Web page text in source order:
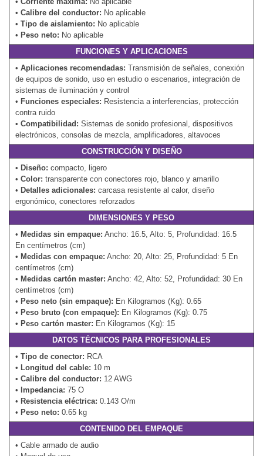
• Calibre del conductor: No aplicable
• Tipo de aislamiento: No aplicable
• Peso neto: No aplicable
FUNCIONES Y APLICACIONES
• Aplicaciones recomendadas: Transmisión de señales, conexión
de equipos de sonido, uso en estudio o escenarios, integración de
sistemas de iluminación y control
• Funciones especiales: Resistencia a interferencias, protección
contra ruido
• Compatibilidad: Sistemas de sonido profesional, dispositivos
electrónicos, consolas de mezcla, amplificadores, altavoces
CONSTRUCCIÓN Y DISEÑO
• Diseño: compacto, ligero
• Color: transparente con conectores rojo, blanco y amarillo
• Detalles adicionales: carcasa resistente al calor, diseño
ergonómico, conectores reforzados
DIMENSIONES Y PESO
• Medidas sin empaque: Ancho: 16.5, Alto: 5, Profundidad: 16.5
En centímetros (cm)
• Medidas con empaque: Ancho: 20, Alto: 25, Profundidad: 5 En
centímetros (cm)
• Medidas cartón master: Ancho: 42, Alto: 52, Profundidad: 30 En
centímetros (cm)
• Peso neto (sin empaque): En Kilogramos (Kg): 0.65
• Peso bruto (con empaque): En Kilogramos (Kg): 0.75
• Peso cartón master: En Kilogramos (Kg): 15
DATOS TÉCNICOS PARA PROFESIONALES
• Tipo de conector: RCA
• Longitud del cable: 10 m
• Calibre del conductor: 12 AWG
•
Impedancia: 75 O
• Resistencia eléctrica: 0.143 O/m
• Peso neto: 0.65 kg
CONTENIDO DEL EMPAQUE
• Cable armado de audio